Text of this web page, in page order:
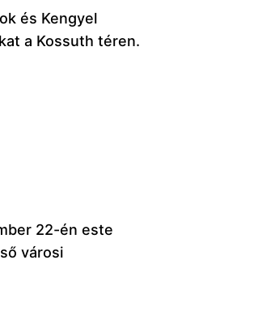
és Kengyel
a Kossuth téren.
22-én este
városi